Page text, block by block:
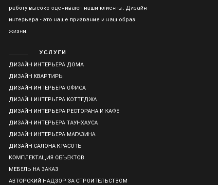
работу высоко оценивают наши клиенты. Дизайн
интерьера - это наше призвание и наш образ
жизни.
УСЛУГИ
ДИЗАЙН ИНТЕРЬЕРА ДОМА
ДИЗАЙН КВАРТИРЫ
ДИЗАЙН ИНТЕРЬЕРА ОФИСА
ДИЗАЙН ИНТЕРЬЕРА КОТТЕДЖА
ДИЗАЙН ИНТЕРЬЕРА РЕСТОРАНА И КАФЕ
ДИЗАЙН ИНТЕРЬЕРА ТАУНХАУСА
ДИЗАЙН ИНТЕРЬЕРА МАГАЗИНА
ДИЗАЙН САЛОНА КРАСОТЫ
КОМПЛЕКТАЦИЯ ОБЪЕКТОВ
МЕБЕЛЬ НА ЗАКАЗ
АВТОРСКИЙ НАДЗОР ЗА СТРОИТЕЛЬСТВОМ